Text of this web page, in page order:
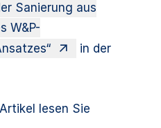
Sanierung aus
W&P-
in der
lesen Sie